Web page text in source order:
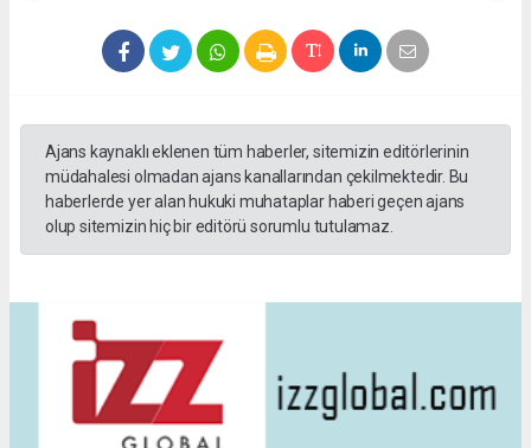
Ajans kaynaklı eklenen tüm haberler, sitemizin editörlerinin
müdahalesi olmadan ajans kanallarından çekilmektedir. Bu
haberlerde yer alan hukuki muhataplar haberi geçen ajans
olup sitemizin hiç bir editörü sorumlu tutulamaz.